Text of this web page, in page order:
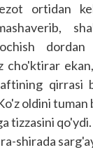
ortidan
dordan
cho'ktirar
qirrasi
oldini tuman
tizzasini
shirada